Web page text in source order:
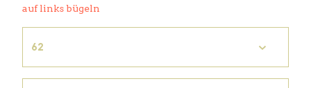
auf links bügeln